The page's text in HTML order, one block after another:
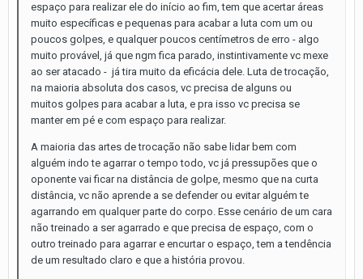
espaço para realizar ele do início ao fim, tem que acertar áreas
muito específicas e pequenas para acabar a luta com um ou
poucos golpes, e qualquer poucos centímetros de erro - algo
muito provável, já que ngm fica parado, instintivamente vc mexe
ao ser atacado - já tira muito da eficácia dele. Luta de trocação,
na maioria absoluta dos casos, vc precisa de alguns ou
muitos golpes para acabar a luta, e pra isso vc precisa se
manter em pé e com espaço para realizar.
A maioria das artes de trocação não sabe lidar bem com
alguém indo te agarrar o tempo todo, vc já pressupões que o
oponente vai ficar na distância de golpe, mesmo que na curta
distância, vc não aprende a se defender ou evitar alguém te
agarrando em qualquer parte do corpo. Esse cenário de um cara
não treinado a ser agarrado e que precisa de espaço, com o
outro treinado para agarrar e encurtar o espaço, tem a tendência
de um resultado claro e que a história provou.